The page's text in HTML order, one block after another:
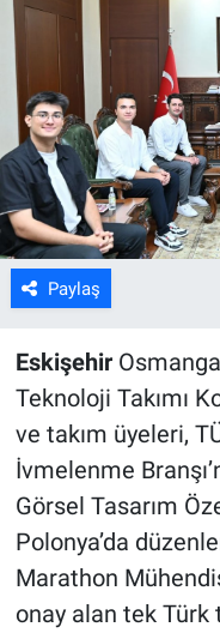
Paylaş
Eskişehir
Teknoloji Takımı
ve takım üyeleri,
İvmelenme
Görsel Tasarım
Polonya’da
Marathon
onay alan tek Türk